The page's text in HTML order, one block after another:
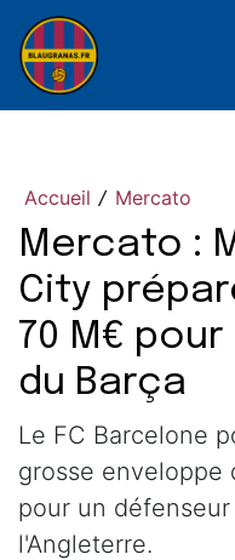
Accueil / Mercato
Mercato :
City
70 M€
du Barça
Le FC Barcelone
grosse enveloppe
pour un
l'Angleterre.